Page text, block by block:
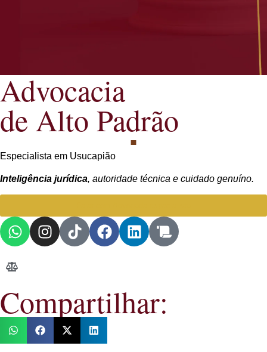
Advocacia
de Alto Padrão
Especialista em Usucapião
Inteligência jurídica, autoridade técnica e cuidado genuíno.
Compartilhar: